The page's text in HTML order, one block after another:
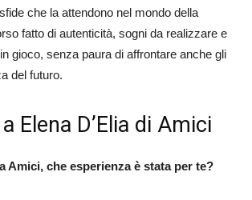
che la attendono nel mondo della
fatto di autenticità, sogni da realizzare e
gioco, senza paura di affrontare anche gli
del futuro.
Elena D’Elia di Amici
Amici, che esperienza è stata per te?